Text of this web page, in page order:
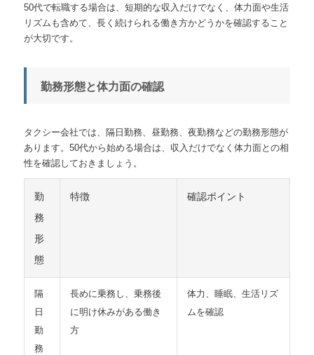
50代で転職する場合は、短期的な収入だけでなく、体力面や生活
リズムも含めて、長く続けられる働き方かどうかを確認すること
が大切です。
勤務形態と体力面の確認
タクシー会社では、隔日勤務、昼勤務、夜勤務などの勤務形態が
あります。50代から始める場合は、収入だけでなく体力面との相
性を確認しておきましょう。
勤
務
形
態
特徴 確認ポイント
隔
日
勤
務
長めに乗務し、乗務後
に明け休みがある働き
方
体力、睡眠、生活リズ
ムを確認